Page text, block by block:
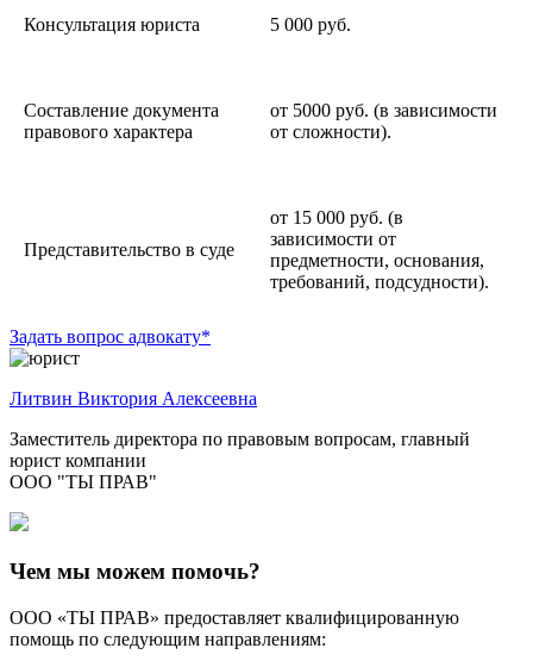
Консультация юриста 5 000 руб.
Составление документа
правового характера
от 5000 руб. (в зависимости
от сложности).
Представительство в суде
от 15 000 руб. (в
зависимости от
предметности, основания,
требований, подсудности).
Задать вопрос адвокату*
Литвин Виктория Алексеевна
Заместитель директора по правовым вопросам, главный
юрист компании
ООО "ТЫ ПРАВ"
Чем мы можем помочь?
ООО «ТЫ ПРАВ» предоставляет квалифицированную
помощь по следующим направлениям: